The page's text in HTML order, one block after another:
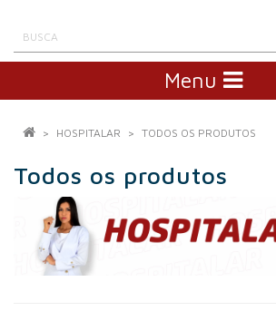
Menu
HOSPITALAR TODOS OS PRODUTOS
Todos os produtos